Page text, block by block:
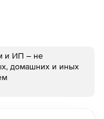
и ИП – не
домашних и иных